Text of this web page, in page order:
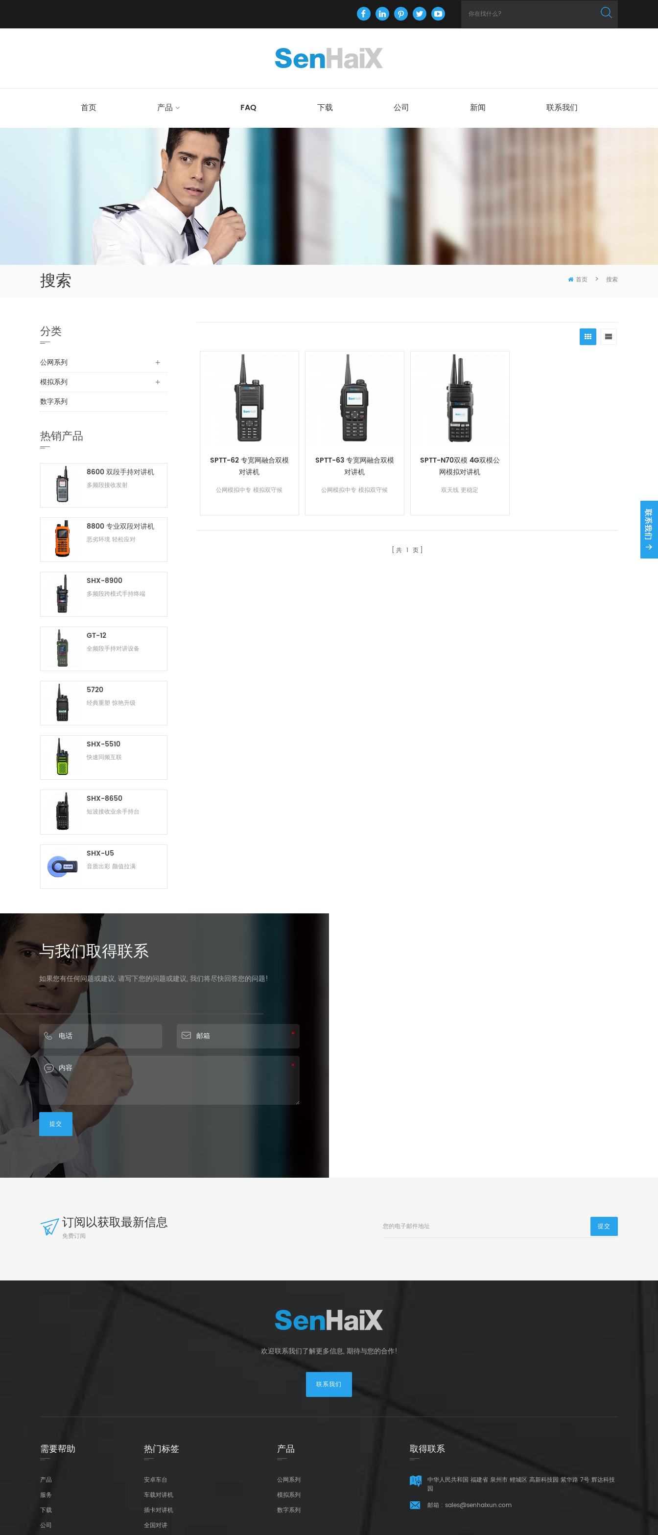
首页 产品 FAQ 下载 公司 新闻 联系我们
搜索 首页 > 搜索
SPTT-62 专宽网融合双模
对讲机
公网模拟中专 模拟双守候
SPTT-63 专宽网融合双模
对讲机
公网模拟中专 模拟双守候
SPTT-N70双模 4G双模公
网模拟对讲机
双天线 更稳定
共 1 页
分类
公网系列
模拟系列
数字系列
热销产品
8600 双段手持对讲机
多频段接收发射
8800 专业双段对讲机
恶劣环境 轻松应对
SHX-8900
多频段跨模式手持终端
GT-12
全频段手持对讲设备
5720
经典重塑 惊艳升级
SHX-5510
快速同频互联
SHX-8650
短波接收业余手持台
SHX-U5
音质出彩 颜值拉满
与我们取得联系
如果您有任何问题或建议, 请写下您的问题或建议, 我们将尽快回答您的问题!
订阅以获取最新信息
免费订阅
欢迎联系我们了解更多信息, 期待与您的合作!
联系我们
需要帮助
产品
服务
下载
公司
热门标签
安卓车台
车载对讲机
插卡对讲机
全国对讲
产品
公网系列
模拟系列
数字系列
取得联系
中华人民共和国 福建省 泉州市 鲤城区 高新科技园 紫华路 7号 辉达科技
园
邮箱 :sales@senhaixun.com